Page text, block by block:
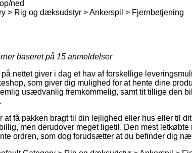
ned
> Rig og dæksudstyr > Ankerspil > Fjernbetjening
baseret på 15 anmeldelser
nettet giver i dag et hav af forskellige
som giver dig mulighed for at hente dine
usædvanlig fremkommelig, samt tit tillige den
at få pakken bragt til din lejlighed eller hus eller til
men derudover meget ligetil. Den mest letkøbte
ordren, som dog forudsætter at du befinder dig